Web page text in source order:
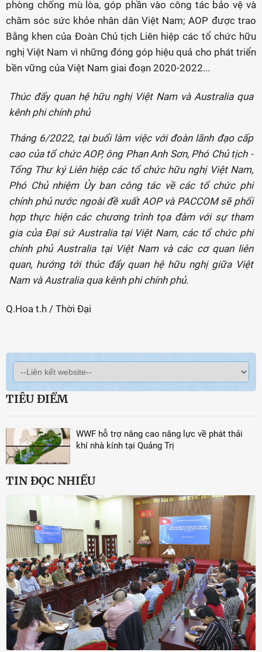
phòng chống mù lòa, góp phần vào công tác bảo vệ và
chăm sóc sức khỏe nhân dân Việt Nam; AOP được trao
Bằng khen của Đoàn Chủ tịch Liên hiệp các tổ chức hữu
nghị Việt Nam vì những đóng góp hiệu quả cho phát triển
bền vững của Việt Nam giai đoạn 2020-2022...
Thúc đẩy quan hệ hữu nghị Việt Nam và Australia qua
kênh phi chính phủ
Tháng 6/2022, tại buổi làm việc với đoàn lãnh đạo cấp
cao của tổ chức AOP, ông Phan Anh Sơn, Phó Chủ tịch -
Tổng Thư ký Liên hiệp các tổ chức hữu nghị Việt Nam,
Phó Chủ nhiệm Ủy ban công tác về các tổ chức phi
chính phủ nước ngoài đề xuất AOP và PACCOM sẽ phối
hợp thực hiện các chương trình tọa đàm với sự tham
gia của Đại sứ Australia tại Việt Nam, các tổ chức phi
chính phủ Australia tại Việt Nam và các cơ quan liên
quan, hướng tới thúc đẩy quan hệ hữu nghị giữa Việt
Nam và Australia qua kênh phi chính phủ.
Q.Hoa t.h / Thời Đại
TIÊU ĐIỂM
WWF hỗ trợ nâng cao năng lực về phát thải
khí nhà kính tại Quảng Trị
TIN ĐỌC NHIỀU